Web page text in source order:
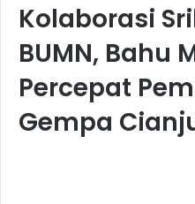
Kolaborasi
BUMN, Bahu
Percepat
Gempa